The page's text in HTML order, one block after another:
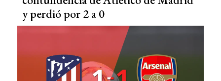
y perdió por 2 a 0